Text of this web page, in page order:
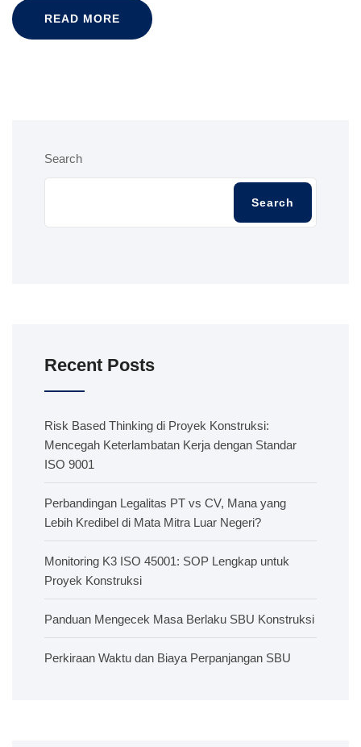
READ MORE
Search
Search
Recent Posts
Risk Based Thinking di Proyek Konstruksi:
Mencegah Keterlambatan Kerja dengan Standar
ISO 9001
Perbandingan Legalitas PT vs CV, Mana yang
Lebih Kredibel di Mata Mitra Luar Negeri?
Monitoring K3 ISO 45001: SOP Lengkap untuk
Proyek Konstruksi
Panduan Mengecek Masa Berlaku SBU Konstruksi
Perkiraan Waktu dan Biaya Perpanjangan SBU